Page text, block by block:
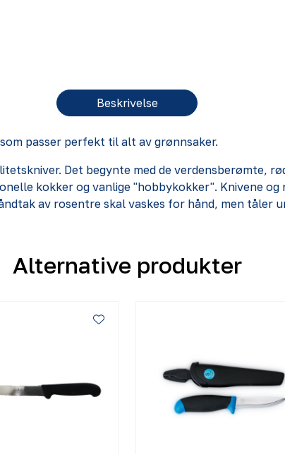
Beskrivelse
passer perfekt til alt av grønnsaker.
Det begynte med de verdensberømte,
kokker og vanlige "hobbykokker". Knivene
av rosentre skal vaskes for hånd, men tåler
Alternative produkter